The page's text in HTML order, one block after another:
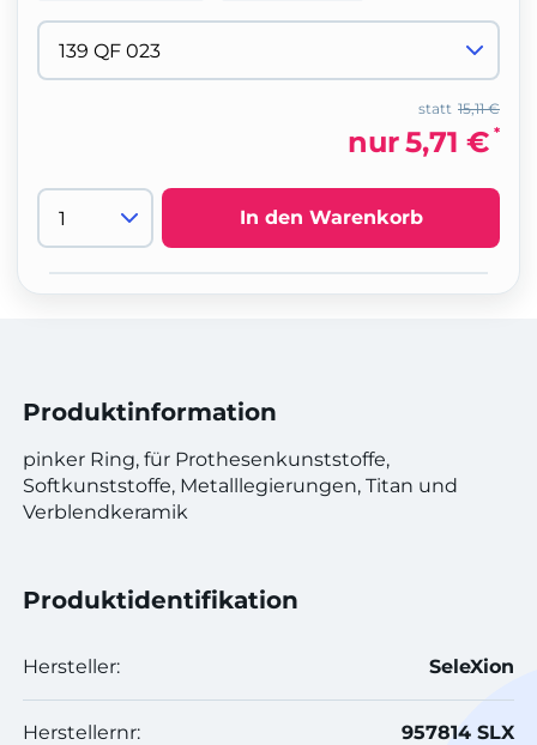
15,11 €
statt
nur5,71 € *
In den Warenkorb
Produktinformation
pinker Ring, für Prothesenkunststoffe,
Softkunststoffe, Metalllegierungen, Titan und
Verblendkeramik
Produktidentifikation
Hersteller: SeleXion
Herstellernr: 957814 SLX